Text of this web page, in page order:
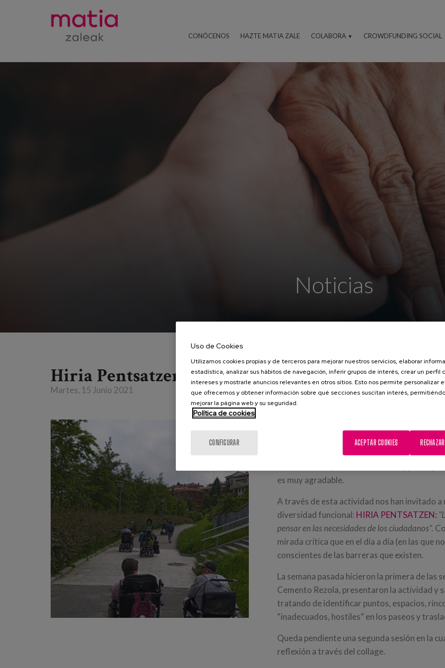
CONÓCENOS HAZTE MATIA ZALE COLABORA CROWDFUNDING SOCIAL
Noticias
Hiria Pentsatzen: Museum cementos Rezola nos
Martes, 15 Junio 2021
nos ha invitado
personas del centro Iza lo están
porque poder volver a hacer una salida en
diferente, una posición diferente, y poder
es muy agradable.
A través de esta actividad nos han invitado
diversidad funcional: HIRIA PENTSATZEN:
pensar en las necesidades de los ciudadanos".
mirada crítica que en el día a día (en las que
conscientes de las barreras que existen.
La semana pasada hicieron la primera de las
Cemento Rezola, presentaron la actividad y
tratando de identificar puntos, espacios,
“inadecuados, hostiles” en los paseos y
Queda pendiente una segunda sesión en la
reflexión a través del collage.
Uso de Cookies
Utilizamos cookies propias y de terceros para mejorar nuestros servicios, elaborar
estadística, analizar sus hábitos de navegación, inferir grupos de interés, crear un perfil
intereses y mostrarle anuncios relevantes en otros sitios. Esto nos permite personalizar
que ofrecemos y obtener información sobre qué secciones suscitan interés,
mejorar la página web y su seguridad.
Política de cookies
CONFIGURAR ACEPTAR COOKIES